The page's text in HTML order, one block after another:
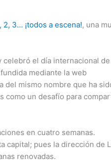
2, 3… ¡todos a escena!, una
celebró el día internacional
mediante la web
del mismo nombre que ha
como un desafío para
en cuatro semanas.
capital; pues la dirección de
renovadas.